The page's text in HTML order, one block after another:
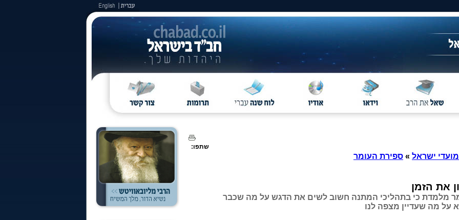
שתפו:
ישראל » ספירת העומר
את הזמן
מלמדת כי בתהליכי המתנה חשוב לשים את הדגש על מה שכבר
על מה שעדיין מצפה לנו